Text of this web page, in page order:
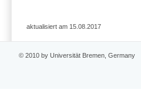
aktualisiert am 15.08.2017
© 2010 by Universität Bremen, Germany